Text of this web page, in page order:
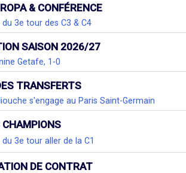
& CONFÉRENCE
du 3e tour des C3 & C4
SAISON 2026/27
Getafe, 1-0
TRANSFERTS
s'engage au Paris Saint-Germain
CHAMPIONS
du 3e tour aller de la C1
DE CONTRAT